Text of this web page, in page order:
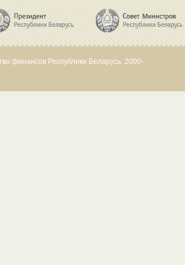
финансов Республики Беларусь, 2000-